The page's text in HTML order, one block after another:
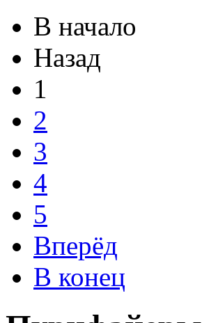
В начало
Назад
1
2
3
4
5
Вперёд
В конец